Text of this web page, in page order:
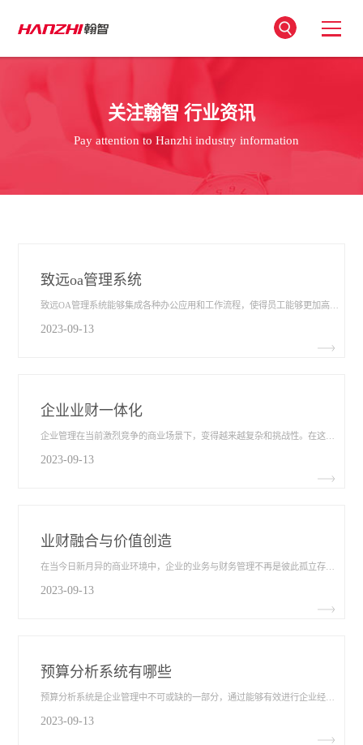
关注翰智 行业资讯
Pay attention to Hanzhi industry information
致远oa管理系统
致远OA管理系统​能够集成各种办公应用和工作流程，使得员工能够更加高效地完成日常工作任务。通过自动化流程减少了繁琐的人工操作从而节省了时间和精力。员工可以利用系统内的协作工具进行团队合作，共享文档和信息并促进信息的及时传递和沟通。
2023-09-13
企业业财一体化
企业管理在当前激烈竞争的商业场景下，变得越来越复杂和挑战性。在这个数字化时代，企业不仅需要高效管理业务流程，还要结合合规要求、财务管理等方面，保持竞争力。面对这一挑战，越来越多的企业开始关注并实施企业业财一体化​的解决方案，以提升企业管理效能和竞争力。
2023-09-13
业财融合与价值创造
在当今日新月异的商业环境中，企业的业务与财务管理不再是彼此孤立存在的。业财融合，即业务与财务的紧密结合，已经成为实现企业长期发展和价值增长的关键要素之一。本文将探讨业财融合与价值创造​的重要性，并分析业财融合的关键路径以及如何实现业财融合与价值创造的良性循环。
2023-09-13
预算分析系统有哪些
预算分析系统是企业管理中不可或缺的一部分，通过能够有效进行企业经营预算规划、执行、监控和分析等多个环节的系统化工具，能够协助企业实现财务目标和战略规划。下面将会介绍预算分析系统有哪些​功能，帮助您更好地来了解预算分析系统。
2023-09-13